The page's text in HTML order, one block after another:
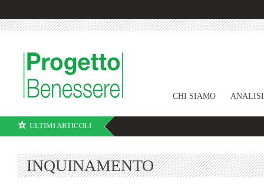
CHI SIAMO ANALISI
ULTIMI ARTICOLI
INQUINAMENTO